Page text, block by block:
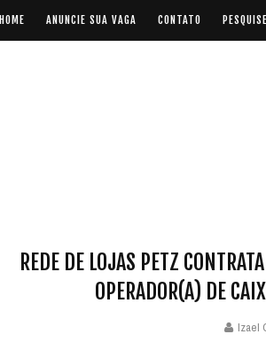
HOME ANUNCIE SUA VAGA CONTATO
REDE DE LOJAS PETZ
OPERADOR(A) DE
Izael